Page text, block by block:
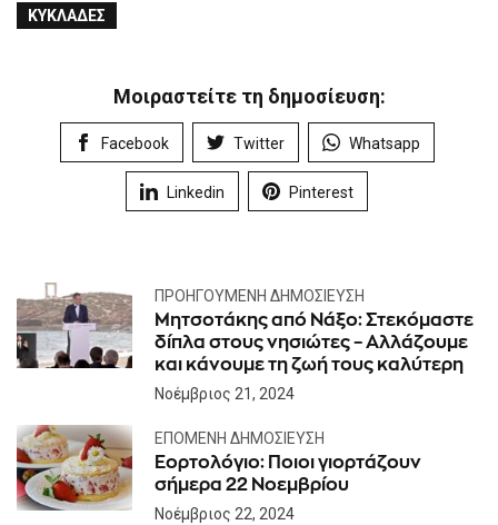
ΚΥΚΛΆΔΕΣ
Μοιραστείτε τη δημοσίευση:
Facebook Twitter Whatsapp
Linkedin Pinterest
ΠΡΟΗΓΟΎΜΕΝΗ ΔΗΜΟΣΊΕΥΣΗ
Μητσοτάκης από Νάξο: Στεκόμαστε
δίπλα στους νησιώτες – Αλλάζουμε
και κάνουμε τη ζωή τους καλύτερη
Νοέμβριος 21, 2024
ΕΠΌΜΕΝΗ ΔΗΜΟΣΊΕΥΣΗ
Εορτολόγιο: Ποιοι γιορτάζουν
σήμερα 22 Νοεμβρίου
Νοέμβριος 22, 2024